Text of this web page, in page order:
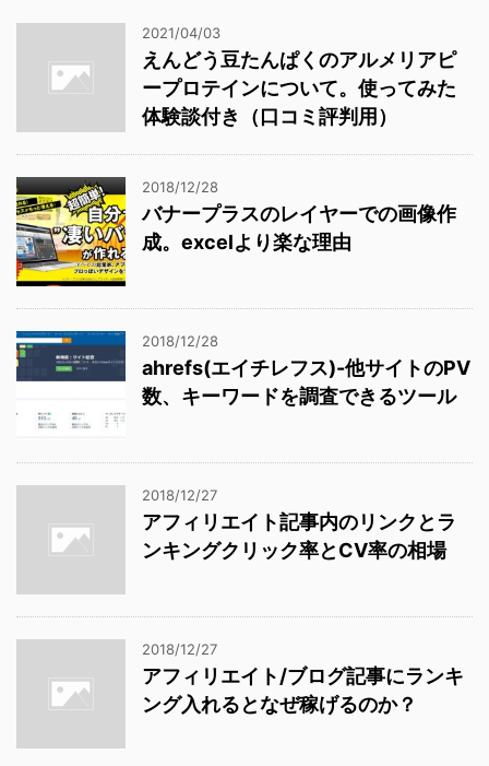
2021/04/03
えんどう豆たんぱくのアルメリアピ
ープロテインについて。使ってみた
体験談付き（口コミ評判用）
2018/12/28
バナープラスのレイヤーでの画像作
成。excelより楽な理由
2018/12/28
ahrefs(エイチレフス)-他サイトのPV
数、キーワードを調査できるツール
2018/12/27
アフィリエイト記事内のリンクとラ
ンキングクリック率とCV率の相場
2018/12/27
アフィリエイト/ブログ記事にランキ
ング入れるとなぜ稼げるのか？